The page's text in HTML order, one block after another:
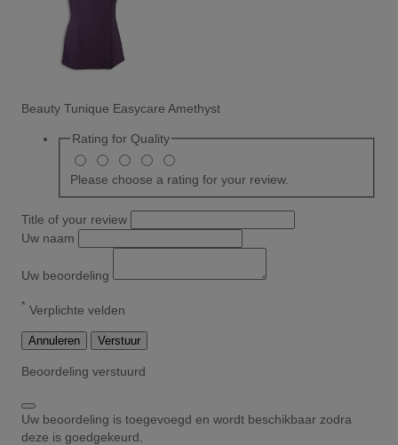
Beauty Tunique Easycare Amethyst
Rating for Quality
Please choose a rating for your review.
Title of your review
Uw naam
Uw beoordeling
* Verplichte velden
Annuleren Verstuur
Beoordeling verstuurd
Uw beoordeling is toegevoegd en wordt beschikbaar zodra
deze is goedgekeurd.